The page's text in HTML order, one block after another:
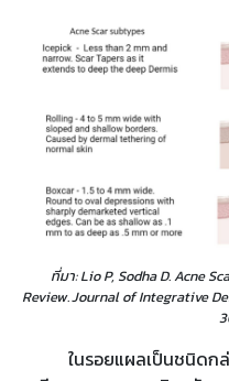
ที่มา: Lio P, Sodha D. Acne
Review. Journal of Integrative
ในรอยแผลเป็นชนิดกล่